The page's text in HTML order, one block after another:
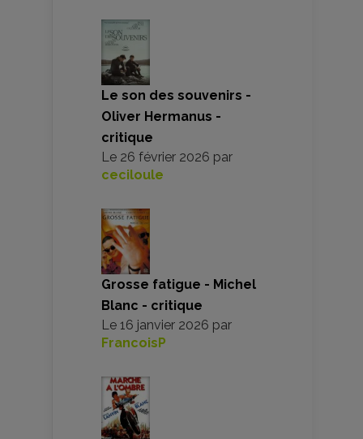
Le son des souvenirs -
Oliver Hermanus -
critique
Le 26 février 2026 par
ceciloule
Grosse fatigue - Michel
Blanc - critique
Le 16 janvier 2026 par
FrancoisP